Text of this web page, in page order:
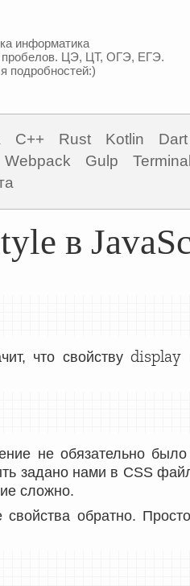
информатика
пробелов. ЦЭ, ЦТ, ОГЭ, ЕГЭ.
подробностей:)
C++ Rust Kotlin Dart
Webpack Gulp Terminal
в
что свойству display
не обязательно
задано нами в CSS
сложно.
обратно.